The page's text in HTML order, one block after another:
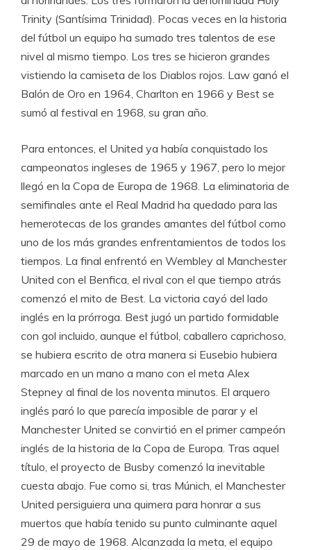
Trinity (Santísima Trinidad). Pocas veces en la historia
del fútbol un equipo ha sumado tres talentos de ese
nivel al mismo tiempo. Los tres se hicieron grandes
vistiendo la camiseta de los Diablos rojos. Law ganó el
Balón de Oro en 1964, Charlton en 1966 y Best se
sumó al festival en 1968, su gran año.
Para entonces, el United ya había conquistado los
campeonatos ingleses de 1965 y 1967, pero lo mejor
llegó en la Copa de Europa de 1968. La eliminatoria de
semifinales ante el Real Madrid ha quedado para las
hemerotecas de los grandes amantes del fútbol como
uno de los más grandes enfrentamientos de todos los
tiempos. La final enfrentó en Wembley al Manchester
United con el Benfica, el rival con el que tiempo atrás
comenzó el mito de Best. La victoria cayó del lado
inglés en la prórroga. Best jugó un partido formidable
con gol incluido, aunque el fútbol, caballero caprichoso,
se hubiera escrito de otra manera si Eusebio hubiera
marcado en un mano a mano con el meta Alex
Stepney al final de los noventa minutos. El arquero
inglés paró lo que parecía imposible de parar y el
Manchester United se convirtió en el primer campeón
inglés de la historia de la Copa de Europa. Tras aquel
título, el proyecto de Busby comenzó la inevitable
cuesta abajo. Fue como si, tras Múnich, el Manchester
United persiguiera una quimera para honrar a sus
muertos que había tenido su punto culminante aquel
29 de mayo de 1968. Alcanzada la meta, el equipo